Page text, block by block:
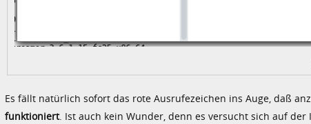
Es fällt natürlich sofort das rote Ausrufezeichen ins Auge, daß
funktioniert. Ist auch kein Wunder, denn es versucht sich auf der